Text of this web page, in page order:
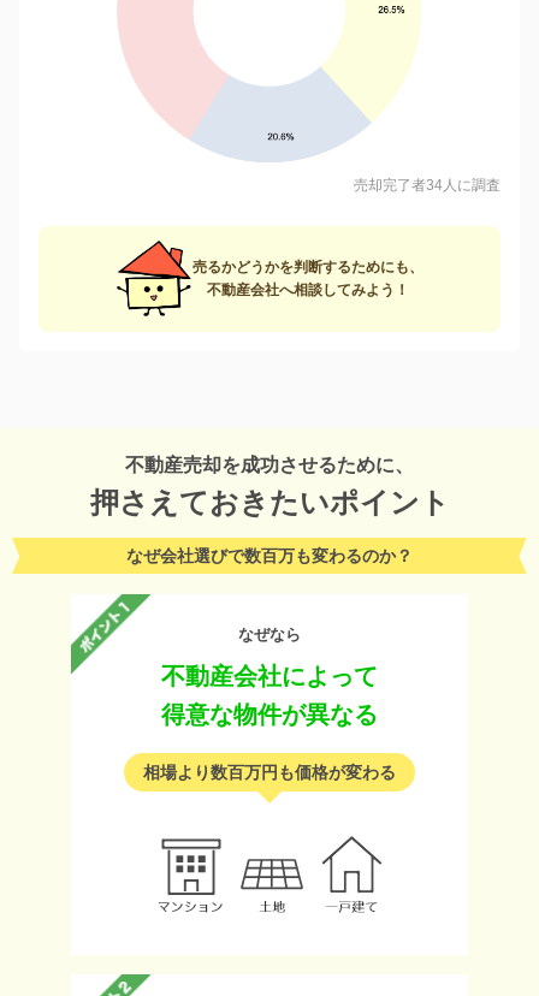
売却完了者34人に調査
売るかどうかを判断するためにも、
不動産会社へ相談してみよう！
不動産売却を成功させるために、
押さえておきたいポイント
なぜ会社選びで数百万も変わるのか？
なぜなら
不動産会社によって
得意な物件が異なる
相場より数百万円も価格が変わる